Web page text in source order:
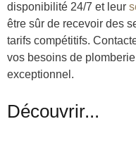
disponibilité 24/7 et leur
être sûr de recevoir des
tarifs compétitifs.
vos besoins de
exceptionnel.
Découvrir...